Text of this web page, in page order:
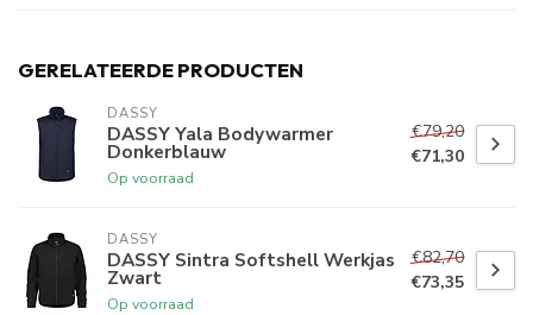
GERELATEERDE PRODUCTEN
DASSY
DASSY Yala Bodywarmer
Donkerblauw
Op voorraad
€79,20
€71,30
DASSY
DASSY Sintra Softshell Werkjas
Zwart
Op voorraad
€82,70
€73,35